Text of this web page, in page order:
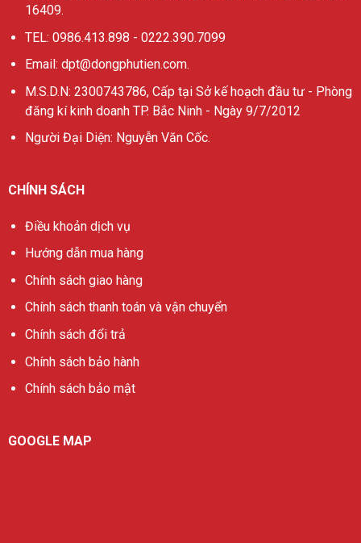
16409.
TEL: 0986.413.898 - 0222.390.7099
Email: dpt@dongphutien.com.
M.S.D.N: 2300743786, Cấp tại Sở kế hoạch đầu tư - Phòng
đăng kí kinh doanh TP. Bắc Ninh - Ngày 9/7/2012
Người Đại Diện: Nguyễn Văn Cốc.
CHÍNH SÁCH
Điều khoản dịch vụ
Hướng dẫn mua hàng
Chính sách giao hàng
Chính sách thanh toán và vận chuyển
Chính sách đổi trả
Chính sách bảo hành
Chính sách bảo mật
GOOGLE MAP